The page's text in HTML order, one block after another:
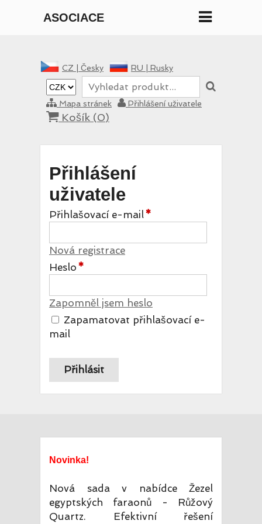
ASOCIACE
CZ | Česky RU | Rusky
Mapa stránek Přihlášení uživatele
Košík (0)
Přihlášení
uživatele
Přihlašovací e-mail
Nová registrace
Heslo
Zapomněl jsem heslo
Zapamatovat přihlašovací e-
mail
Novinka!
Nová sada v nabídce Žezel
egyptských faraonů - Růžový
Quartz. Efektivní řešení